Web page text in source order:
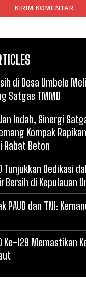
di Desa Umbele
Satgas TMMD
Indah, Sinergi
Kompak
Rabat Beton
Tunjukkan Dedikasi
Bersih di Kepulauan
PAUD dan TNI:
Ke-129 Memastikan